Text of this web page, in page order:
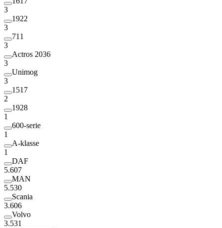
3
1922
3
711
3
Actros 2036
3
Unimog
3
1517
2
1928
1
600-serie
1
A-klasse
1
DAF
5.607
MAN
5.530
Scania
3.606
Volvo
3.531